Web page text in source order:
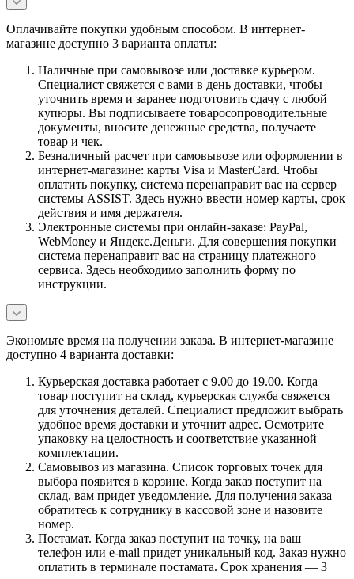
Оплачивайте покупки удобным способом. В интернет-
магазине доступно 3 варианта оплаты:
Наличные при самовывозе или доставке курьером.
Специалист свяжется с вами в день доставки, чтобы
уточнить время и заранее подготовить сдачу с любой
купюры. Вы подписываете товаросопроводительные
документы, вносите денежные средства, получаете
товар и чек.
Безналичный расчет при самовывозе или оформлении в
интернет-магазине: карты Visa и MasterCard. Чтобы
оплатить покупку, система перенаправит вас на сервер
системы ASSIST. Здесь нужно ввести номер карты, срок
действия и имя держателя.
Электронные системы при онлайн-заказе: PayPal,
WebMoney и Яндекс.Деньги. Для совершения покупки
система перенаправит вас на страницу платежного
сервиса. Здесь необходимо заполнить форму по
инструкции.
Экономьте время на получении заказа. В интернет-магазине
доступно 4 варианта доставки:
Курьерская доставка работает с 9.00 до 19.00. Когда
товар поступит на склад, курьерская служба свяжется
для уточнения деталей. Специалист предложит выбрать
удобное время доставки и уточнит адрес. Осмотрите
упаковку на целостность и соответствие указанной
комплектации.
Самовывоз из магазина. Список торговых точек для
выбора появится в корзине. Когда заказ поступит на
склад, вам придет уведомление. Для получения заказа
обратитесь к сотруднику в кассовой зоне и назовите
номер.
Постамат. Когда заказ поступит на точку, на ваш
телефон или e-mail придет уникальный код. Заказ нужно
оплатить в терминале постамата. Срок хранения — 3